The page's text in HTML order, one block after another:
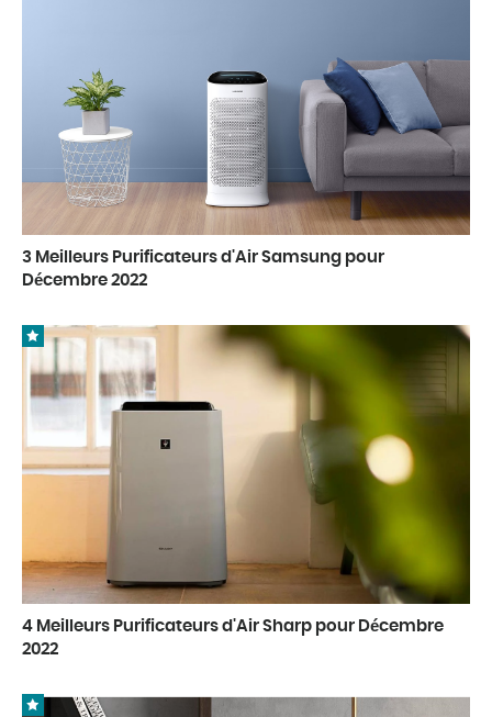
3 Meilleurs Purificateurs d'Air Samsung pour
Décembre 2022
4 Meilleurs Purificateurs d'Air Sharp pour Décembre
2022